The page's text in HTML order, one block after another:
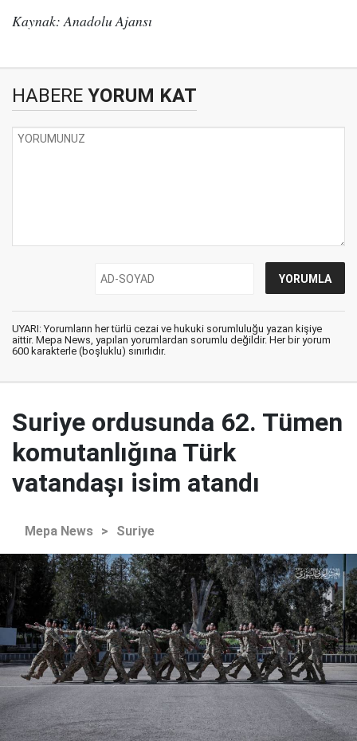
Kaynak: Anadolu Ajansı
HABERE YORUM KAT
UYARI: Yorumların her türlü cezai ve hukuki sorumluluğu yazan kişiye
aittir. Mepa News, yapılan yorumlardan sorumlu değildir. Her bir yorum
600 karakterle (boşluklu) sınırlıdır.
Suriye ordusunda 62. Tümen
komutanlığına Türk
vatandaşı isim atandı
Mepa News > Suriye